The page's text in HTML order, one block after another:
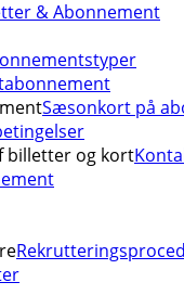
& Abonnement
Sæsonkort på
billetter og kort